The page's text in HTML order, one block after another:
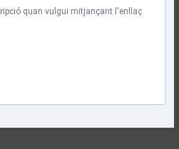
quan vulgui mitjançant l'enllaç